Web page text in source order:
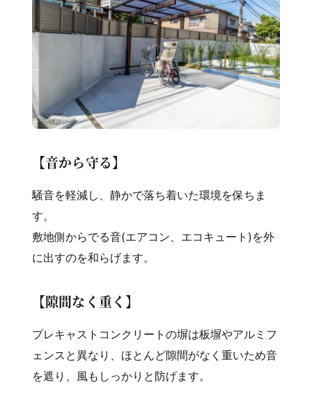
【音から守る】
騒音を軽減し、静かで落ち着いた環境を保ちま
す。
敷地側からでる音(エアコン、エコキュート)を外
に出すのを和らげます。
【隙間なく重く】
プレキャストコンクリートの塀は板塀やアルミフ
ェンスと異なり、ほとんど隙間がなく重いため音
を遮り、風もしっかりと防げます。